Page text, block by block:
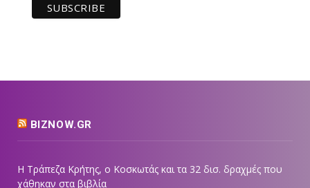
BIZNOW.GR
Η Τράπεζα Κρήτης, ο Κοσκωτάς και τα 32 δισ. δραχμές που
χάθηκαν στα βιβλία